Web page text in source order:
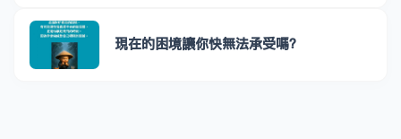
現在的困境讓你快無法承受嗎？